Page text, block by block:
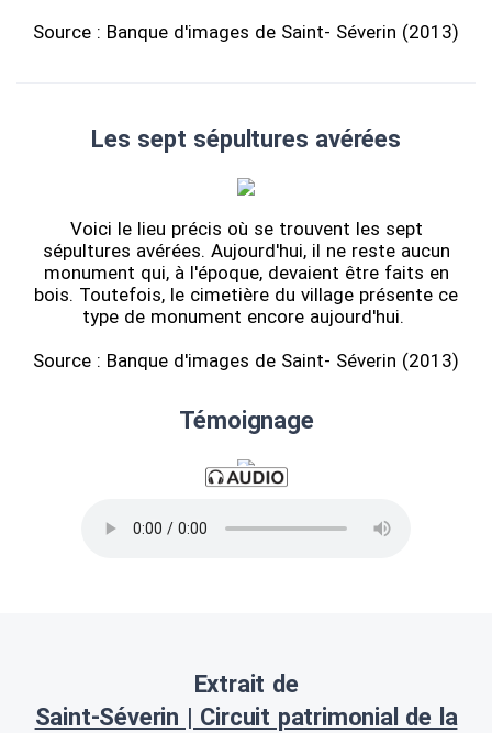
Source : Banque d'images de Saint- Séverin (2013)
Les sept sépultures avérées
Voici le lieu précis où se trouvent les sept
sépultures avérées. Aujourd'hui, il ne reste aucun
monument qui, à l'époque, devaient être faits en
bois. Toutefois, le cimetière du village présente ce
type de monument encore aujourd'hui.
Source : Banque d'images de Saint- Séverin (2013)
Témoignage
Extrait de
Saint-Séverin | Circuit patrimonial de la